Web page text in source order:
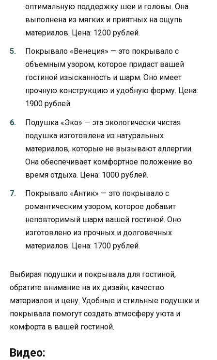
оптимальную поддержку шеи и головы. Она
выполнена из мягких и приятных на ощупь
материалов. Цена: 1200 рублей.
Покрывало «Венеция» — это покрывало с
объемным узором, которое придаст вашей
гостиной изысканность и шарм. Оно имеет
прочную конструкцию и удобную форму. Цена:
1900 рублей.
Подушка «Эко» — эта экологически чистая
подушка изготовлена из натуральных
материалов, которые не вызывают аллергии.
Она обеспечивает комфортное положение во
время отдыха. Цена: 1000 рублей.
Покрывало «Антик» — это покрывало с
романтическим узором, которое добавит
неповторимый шарм вашей гостиной. Оно
изготовлено из прочных и долговечных
материалов. Цена: 1700 рублей.
Выбирая подушки и покрывала для гостиной,
обратите внимание на их дизайн, качество
материалов и цену. Удобные и стильные подушки и
покрывала помогут создать атмосферу уюта и
комфорта в вашей гостиной.
Видео: